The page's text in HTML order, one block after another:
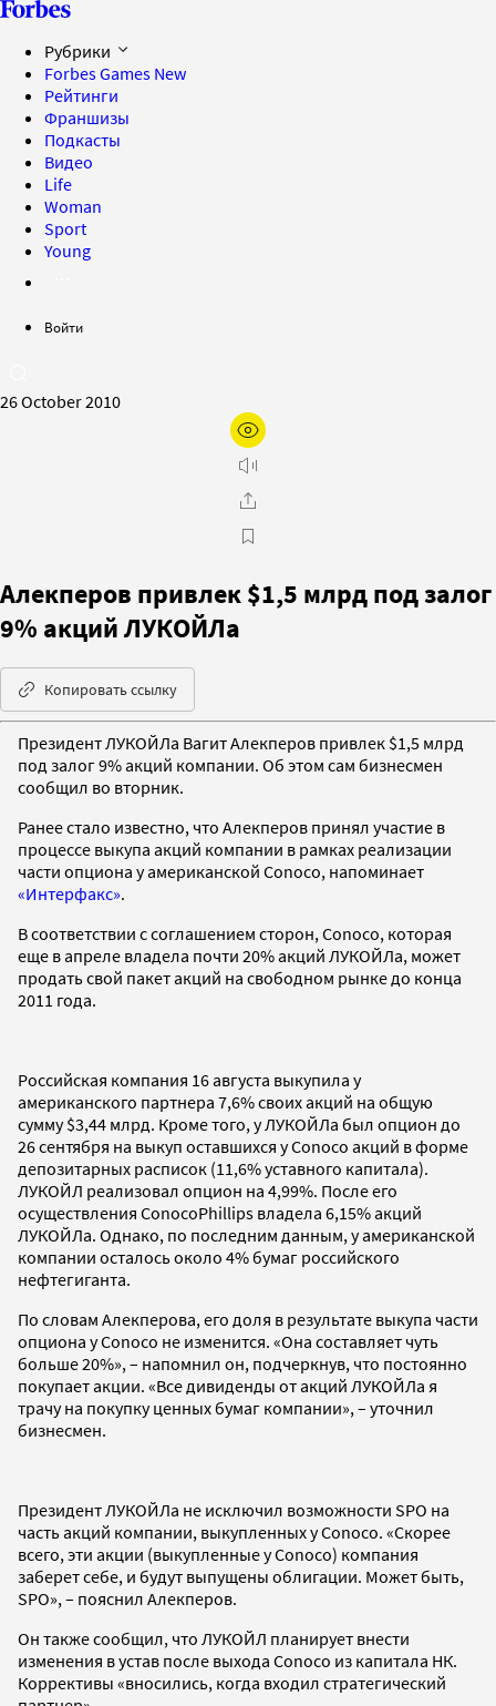
Рубрики
Forbes Games New
Рейтинги
Франшизы
Подкасты
Видео
Life
Woman
Sport
Young
Войти
26 October 2010
Алекперов привлек $1,5 млрд под залог
9% акций ЛУКОЙЛа
Копировать ссылку
Президент ЛУКОЙЛа Вагит Алекперов привлек $1,5 млрд
под залог 9% акций компании. Об этом сам бизнесмен
сообщил во вторник.
Ранее стало известно, что Алекперов принял участие в
процессе выкупа акций компании в рамках реализации
части опциона у американской Conoco, напоминает
«Интерфакс».
В соответствии с соглашением сторон, Conoco, которая
еще в апреле владела почти 20% акций ЛУКОЙЛа, может
продать свой пакет акций на свободном рынке до конца
2011 года.
Российская компания 16 августа выкупила у
американского партнера 7,6% своих акций на общую
сумму $3,44 млрд. Кроме того, у ЛУКОЙЛа был опцион до
26 сентября на выкуп оставшихся у Conoco акций в форме
депозитарных расписок (11,6% уставного капитала).
ЛУКОЙЛ реализовал опцион на 4,99%. После его
осуществления ConocoPhillips владела 6,15% акций
ЛУКОЙЛа. Однако, по последним данным, у американской
компании осталось около 4% бумаг российского
нефтегиганта.
По словам Алекперова, его доля в результате выкупа части
опциона у Conoco не изменится. «Она составляет чуть
больше 20%», – напомнил он, подчеркнув, что постоянно
покупает акции. «Все дивиденды от акций ЛУКОЙЛа я
трачу на покупку ценных бумаг компании», – уточнил
бизнесмен.
Президент ЛУКОЙЛа не исключил возможности SPO на
часть акций компании, выкупленных у Conoco. «Скорее
всего, эти акции (выкупленные у Conoco) компания
заберет себе, и будут выпущены облигации. Может быть,
SPO», – пояснил Алекперов.
Он также сообщил, что ЛУКОЙЛ планирует внести
изменения в устав после выхода Conoco из капитала НК.
Коррективы «вносились, когда входил стратегический